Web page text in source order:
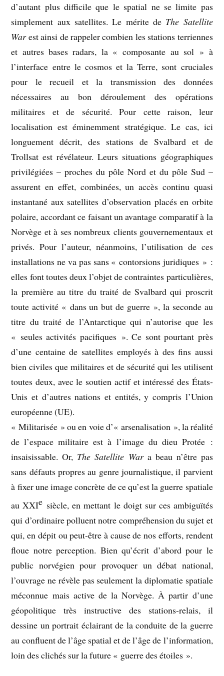
d’autant plus difficile que le spatial ne se limite pas
simplement aux satellites. Le mérite de The Satellite
Warest ainsi de rappeler combien les stations terriennes
et autres bases radars, la « composante au sol » à
l’interface entre le cosmos et la Terre, sont cruciales
pour le recueil et la transmission des données
nécessaires au bon déroulement des opérations
militaires et de sécurité. Pour cette raison, leur
localisation est éminemment stratégique. Le cas, ici
longuement décrit, des stations de Svalbard et de
Trollsat est révélateur. Leurs situations géographiques
privilégiées – proches du pôle Nord et du pôle Sud –
assurent en effet, combinées, un accès continu quasi
instantané aux satellites d’observation placés en orbite
polaire, accordant ce faisant un avantage comparatif à la
Norvège et à ses nombreux clients gouvernementaux et
privés. Pour l’auteur, néanmoins, l’utilisation de ces
installations ne va pas sans « contorsions juridiques » :
elles font toutes deux l’objet de contraintes particulières,
la première au titre du traité de Svalbard qui proscrit
toute activité « dans un but de guerre », la seconde au
titre du traité de l’Antarctique qui n’autorise que les
« seules activités pacifiques ». Ce sont pourtant près
d’une centaine de satellites employés à des fins aussi
bien civiles que militaires et de sécurité qui les utilisent
toutes deux, avec le soutien actif et intéressé des États-
Unis et d’autres nations et entités, y compris l’Union
européenne (UE).
« Militarisée » ou en voie d’« arsenalisation », la réalité
de l’espace militaire est à l’image du dieu Protée :
insaisissable. Or, The Satellite War a beau n’être pas
sans défauts propres au genre journalistique, il parvient
à fixer une image concrète de ce qu’est la guerre spatiale
au XXIe siècle, en mettant le doigt sur ces ambiguïtés
qui d’ordinaire polluent notre compréhension du sujet et
qui, en dépit ou peut-être à cause de nos efforts, rendent
floue notre perception. Bien qu’écrit d’abord pour le
public norvégien pour provoquer un débat national,
l’ouvrage ne révèle pas seulement la diplomatie spatiale
méconnue mais active de la Norvège. À partir d’une
géopolitique très instructive des stations-relais, il
dessine un portrait éclairant de la conduite de la guerre
au confluent de l’âge spatial et de l’âge de l’information,
loin des clichés sur la future « guerre des étoiles ».